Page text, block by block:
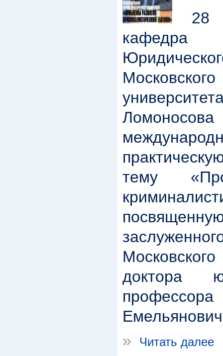
28
кафедра
тему
доктора
»
Читать далее